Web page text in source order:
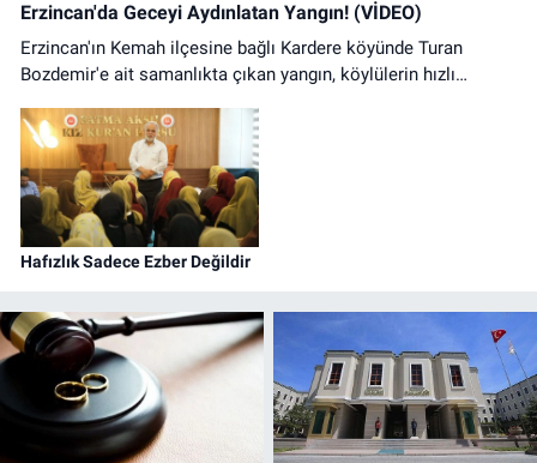
Erzincan'da Geceyi Aydınlatan Yangın! (VİDEO)
Erzincan'ın Kemah ilçesine bağlı Kardere köyünde Turan
Bozdemir'e ait samanlıkta çıkan yangın, köylülerin hızlı
yaşanmazken samanlıkta büyük çapta maddi hasar oluştu.
Hafızlık Sadece Ezber Değildir